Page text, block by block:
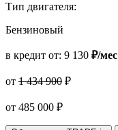
Тип двигателя:
Бензиновый
в кредит от: 9 130 ₽/
от 1 434 900 ₽
от 485 000 ₽